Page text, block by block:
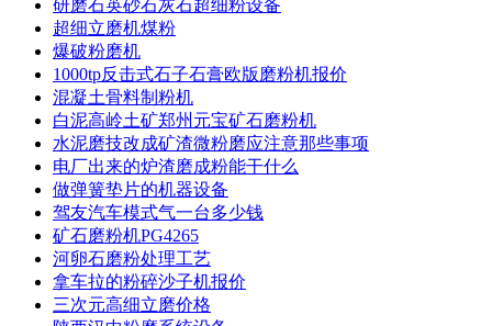
研磨石英砂石灰石超细粉设备
超细立磨机煤粉
爆破粉磨机
1000tp反击式石子石膏欧版磨粉机报价
混凝土骨料制粉机
白泥高岭土矿郑州元宝矿石磨粉机
水泥磨技改成矿渣微粉磨应注意那些事项
电厂出来的炉渣磨成粉能干什么
做弹簧垫片的机器设备
驾友汽车模式气一台多少钱
矿石磨粉机PG4265
河卵石磨粉处理工艺
拿车拉的粉碎沙子机报价
三次元高细立磨价格